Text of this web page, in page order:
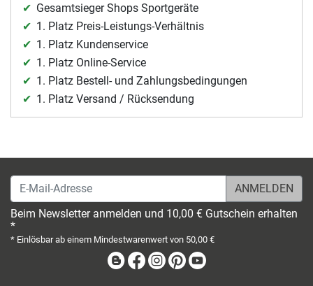
Gesamtsieger Shops Sportgeräte
1. Platz Preis-Leistungs-Verhältnis
1. Platz Kundenservice
1. Platz Online-Service
1. Platz Bestell- und Zahlungsbedingungen
1. Platz Versand / Rücksendung
E-Mail-Adresse
Beim Newsletter anmelden und 10,00 € Gutschein erhalten
*
* Einlösbar ab einem Mindestwarenwert von 50,00 €
BlogFacebook
Instagram
Pinterest